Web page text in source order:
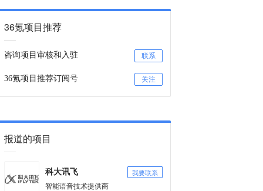
36氪项目推荐
咨询项目审核和入驻 联系
36氪项目推荐订阅号 关注
报道的项目
科大讯飞 我要联系
智能语音技术提供商